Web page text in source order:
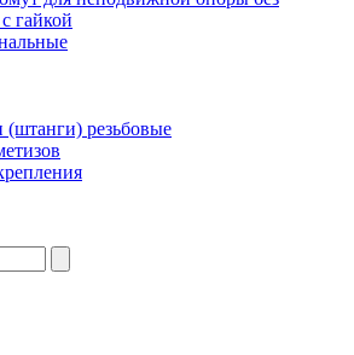
гайкой
резьбовые